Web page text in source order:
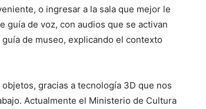
o ingresar a la sala que mejor le
guía de voz, con audios que se activan
de museo, explicando el contexto
gracias a tecnología 3D que nos
Actualmente el Ministerio de Cultura